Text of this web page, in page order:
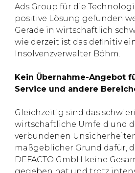
Ads Group für die
positive Lösung gefunden
Gerade in wirtschaftlich
wie derzeit ist das definitiv
Insolvenzverwalter Böhm.
Kein Übernahme-Angebot
Service und andere
Gleichzeitig sind das
wirtschaftliche Umfeld und
verbundenen
maßgeblicher Grund dafür,
DEFACTO GmbH keine